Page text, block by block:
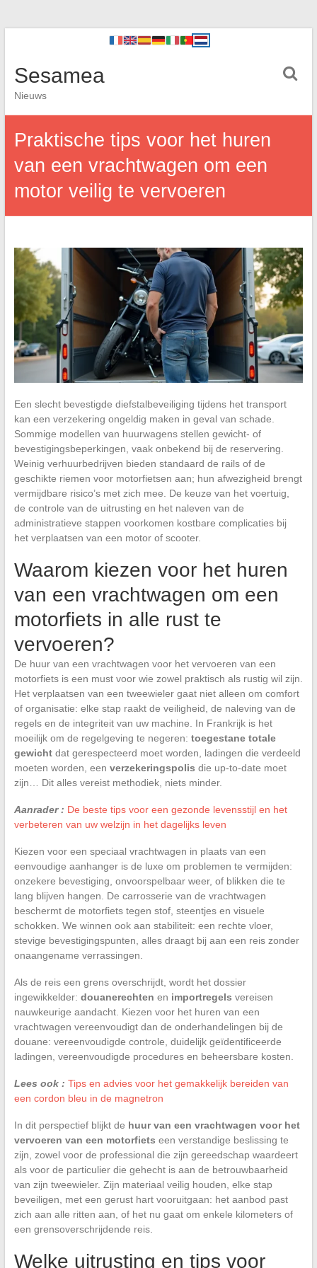
Sesamea
Nieuws
Praktische tips voor het huren
van een vrachtwagen om een
motor veilig te vervoeren
Een slecht bevestigde diefstalbeveiliging tijdens het transport
kan een verzekering ongeldig maken in geval van schade.
Sommige modellen van huurwagens stellen gewicht- of
bevestigingsbeperkingen, vaak onbekend bij de reservering.
Weinig verhuurbedrijven bieden standaard de rails of de
geschikte riemen voor motorfietsen aan; hun afwezigheid brengt
vermijdbare risico’s met zich mee. De keuze van het voertuig,
de controle van de uitrusting en het naleven van de
administratieve stappen voorkomen kostbare complicaties bij
het verplaatsen van een motor of scooter.
Waarom kiezen voor het huren
van een vrachtwagen om een
motorfiets in alle rust te
vervoeren?
De huur van een vrachtwagen voor het vervoeren van een
motorfiets is een must voor wie zowel praktisch als rustig wil zijn.
Het verplaatsen van een tweewieler gaat niet alleen om comfort
of organisatie: elke stap raakt de veiligheid, de naleving van de
regels en de integriteit van uw machine. In Frankrijk is het
moeilijk om de regelgeving te negeren: toegestane totale
gewichtdat gerespecteerd moet worden, ladingen die verdeeld
moeten worden, een verzekeringspolis die up-to-date moet
zijn… Dit alles vereist methodiek, niets minder.
Aanrader : De beste tips voor een gezonde levensstijl en het
verbeteren van uw welzijn in het dagelijks leven
Kiezen voor een speciaal vrachtwagen in plaats van een
eenvoudige aanhanger is de luxe om problemen te vermijden:
onzekere bevestiging, onvoorspelbaar weer, of blikken die te
lang blijven hangen. De carrosserie van de vrachtwagen
beschermt de motorfiets tegen stof, steentjes en visuele
schokken. We winnen ook aan stabiliteit: een rechte vloer,
stevige bevestigingspunten, alles draagt bij aan een reis zonder
onaangename verrassingen.
Als de reis een grens overschrijdt, wordt het dossier
ingewikkelder: douanerechten en importregels vereisen
nauwkeurige aandacht. Kiezen voor het huren van een
vrachtwagen vereenvoudigt dan de onderhandelingen bij de
douane: vereenvoudigde controle, duidelijk geïdentificeerde
ladingen, vereenvoudigde procedures en beheersbare kosten.
Lees ook : Tips en advies voor het gemakkelijk bereiden van
een cordon bleu in de magnetron
In dit perspectief blijkt de huur van een vrachtwagen voor het
vervoeren van een motorfiets een verstandige beslissing te
zijn, zowel voor de professional die zijn gereedschap waardeert
als voor de particulier die gehecht is aan de betrouwbaarheid
van zijn tweewieler. Zijn materiaal veilig houden, elke stap
beveiligen, met een gerust hart vooruitgaan: het aanbod past
zich aan alle ritten aan, of het nu gaat om enkele kilometers of
een grensoverschrijdende reis.
Welke uitrusting en tips voor